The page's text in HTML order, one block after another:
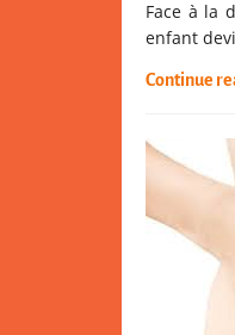
Face à la
enfant
Continue